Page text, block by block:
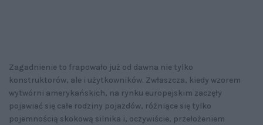
Zagadnienie to frapowało już od dawna nie tylko
konstruktorów, ale i użytkowników. Zwłaszcza, kiedy wzorem
wytwórni amerykańskich, na rynku europejskim zaczęły
pojawiać się całe rodziny pojazdów, różniące się tylko
pojemnością skokową silnika i, oczywiście, przełożeniem